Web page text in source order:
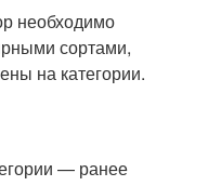
необходимо
сортами,
на категории.
— ранее